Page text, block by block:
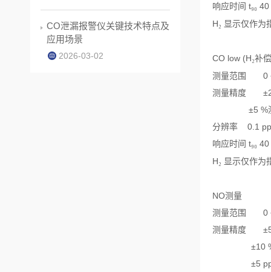
响应时间 t₉₀ 40
H₂ 显示仅作为
CO low (H₂补偿
测量范围
0
测量精度
±5 %
分辨率
0.1
响应时间 t₉₀ 40
H₂ 显示仅作为
NO测量
测量范围
0
测量精度
±10
±5
CO泄漏报警仪关键技术特点及
应用场景
2026-03-02